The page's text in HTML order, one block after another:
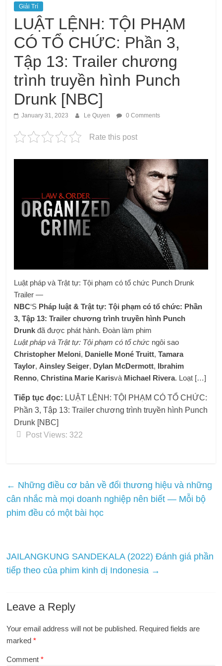
Giải Trí
LUẬT LỆNH: TỘI PHẠM
CÓ TỔ CHỨC: Phần 3,
Tập 13: Trailer chương
trình truyền hình Punch
Drunk [NBC]
January 31, 2023 Le Quyen 0 Comments
Rate this post
Luật pháp và Trật tự: Tội phạm có tổ chức Punch Drunk
Trailer —
NBC‘S Pháp luật & Trật tự: Tội phạm có tổ chức: Phần
3, Tập 13: Trailer chương trình truyền hình Punch
Drunk đã được phát hành. Đoàn làm phim
Luật pháp và Trật tự: Tội phạm có tổ chức ngôi sao
Christopher Meloni, Danielle Moné Truitt,Tamara
Taylor, Ainsley Seiger, Dylan McDermott, Ibrahim
Renno,Christina Marie Karisvà Michael Rivera. Loạt […]
Tiếp tục đọc: LUẬT LỆNH: TỘI PHẠM CÓ TỔ CHỨC:
Phần 3, Tập 13: Trailer chương trình truyền hình Punch
Drunk [NBC]
Post Views: 322
← Những điều cơ bản về đổi thương hiệu và những
cân nhắc mà mọi doanh nghiệp nên biết — Mỗi bộ
phim đều có một bài học
JAILANGKUNG SANDEKALA (2022) Đánh giá phần
tiếp theo của phim kinh dị Indonesia →
Leave a Reply
Your email address will not be published. Required fields are
marked*
Comment*